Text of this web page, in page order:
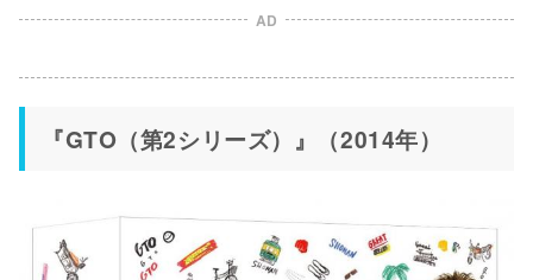
AD
『GTO（第2シリーズ）』（2014年）